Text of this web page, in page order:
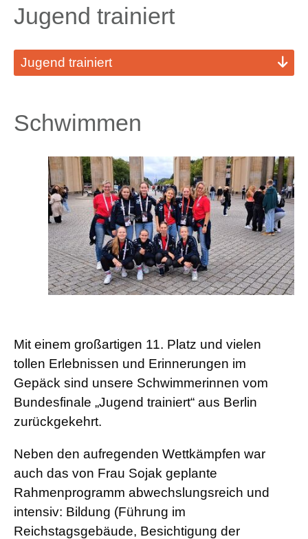
Jugend trainiert
Jugend trainiert
Schwimmen
Mit einem großartigen 11. Platz und vielen
tollen Erlebnissen und Erinnerungen im
Gepäck sind unsere Schwimmerinnen vom
Bundesfinale „Jugend trainiert“ aus Berlin
zurückgekehrt.
Neben den aufregenden Wettkämpfen war
auch das von Frau Sojak geplante
Rahmenprogramm abwechslungsreich und
intensiv: Bildung (Führung im
Reichstagsgebäude, Besichtigung der